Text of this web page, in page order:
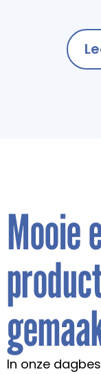
Mooie
In onze